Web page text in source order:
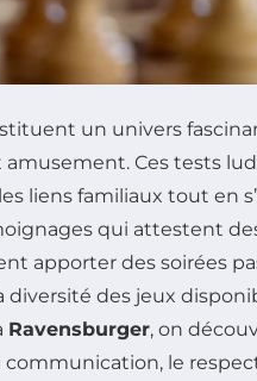
un univers
Ces tests
liens familiaux tout en
qui attestent
apporter des soirées
diversité des jeux
Ravensburger, on
le